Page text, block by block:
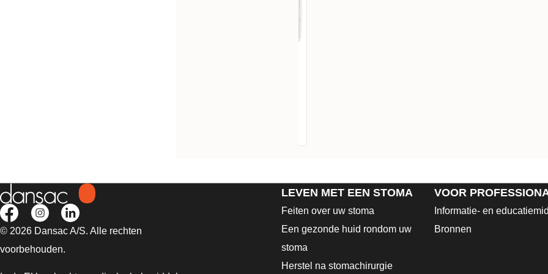
© 2026 Dansac A/S. Alle rechten
voorbehouden.
LEVEN MET EEN STOMA
Feiten over uw stoma
Een gezonde huid rondom uw
stoma
Herstel na stomachirurgie
VOOR
Informatie- en
Bronnen